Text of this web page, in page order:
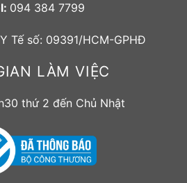
094 384 7799
Tế số: 09391/HCM-GPHĐ
LÀM VIỆC
thứ 2 đến Chủ Nhật